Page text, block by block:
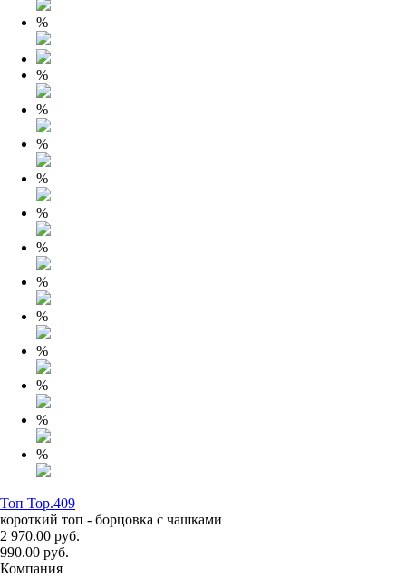
%
%
%
%
%
%
%
%
%
%
%
%
%
Топ Top.409
короткий топ - борцовка с чашками
2 970.00 руб.
990.00 руб.
Компания